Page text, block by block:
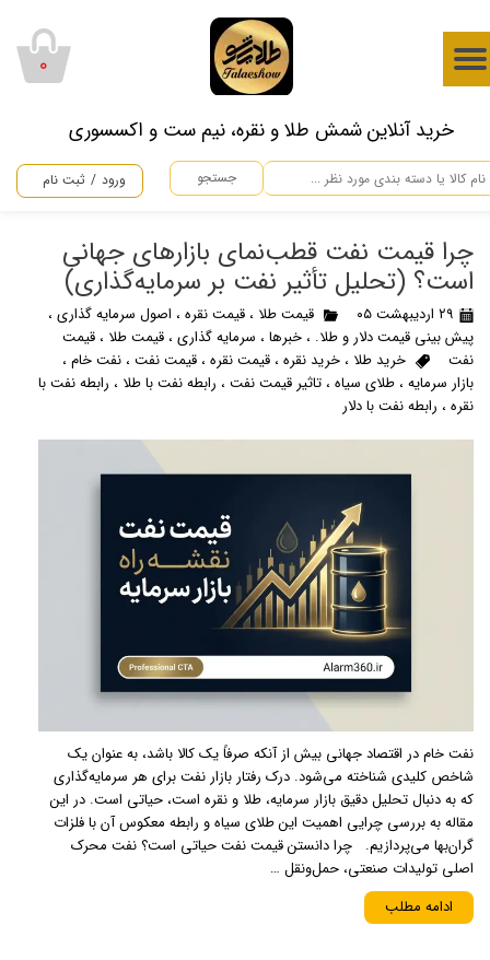
​خرید آنلاین شمش طلا و نقره، نیم ست و اکسسوری
جستجو ورود / ثبت نام
حساب کاربری من
سفارشات
۰
چرا قیمت نفت قطب‌نمای بازارهای جهانی
است؟ (تحلیل تأثیر نفت بر سرمایه‌گذاری)
۲۹ اردیبهشت ۰۵ قیمت طلا ، قیمت نقره، اصول سرمایه گذاری،
پیش بینی قیمت دلار و طلا. ، خبرها، سرمایه گذاری، قیمت طلا ، قیمت
نفت
خرید طلا ، خرید نقره، قیمت نقره، قیمت نفت، نفت خام،
بازار سرمایه، طلای سیاه، تاثیر قیمت نفت، رابطه نفت با طلا ، رابطه نفت با
نقره، رابطه نفت با دلار
نفت خام در اقتصاد جهانی بیش از آنکه صرفاً یک کالا باشد، به عنوان یک
شاخص کلیدی شناخته می‌شود. درک رفتار بازار نفت برای هر سرمایه‌گذاری
که به دنبال تحلیل دقیق بازار سرمایه، طلا و نقره است، حیاتی است. در این
مقاله به بررسی چرایی اهمیت این طلای سیاه و رابطه معکوس آن با فلزات
گران‌بها می‌پردازیم. چرا دانستن قیمت نفت حیاتی است؟ نفت محرک
اصلی تولیدات صنعتی، حمل‌ونقل …
ادامه مطلب